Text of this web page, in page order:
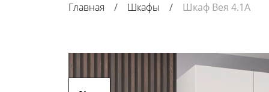
Главная Шкафы Шкаф Вея 4.1А